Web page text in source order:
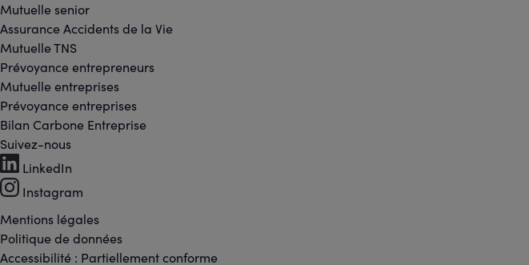
Mutuelle senior
Assurance Accidents de la Vie
Mutuelle TNS
Prévoyance entrepreneurs
Mutuelle entreprises
Prévoyance entreprises
Bilan Carbone Entreprise
Footer
-
Suivez-nous
LinkedIn
Instagram
Footer
Mentions légales
Politique de données
Accessibilité : Partiellement conforme